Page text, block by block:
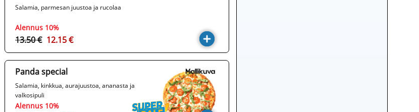
Salamia, parmesan juustoa ja rucolaa
Alennus 10%
13.50 € 12.15 €
Panda special
Salamia, kinkkua, aurajuustoa, ananasta ja
valkosipuli
Alennus 10%